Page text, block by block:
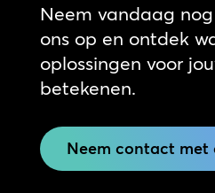
Neem vandaag
ons op en ontdek
oplossingen voor
betekenen.
Neem contact met